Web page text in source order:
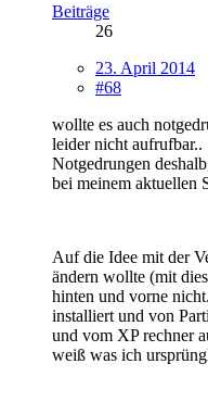
Beiträge
26
23. April 2014
#68
wollte es auch
leider nicht aufrufbar..
Notgedrungen
bei meinem aktuellen
Auf die Idee mit der
ändern wollte (mit
hinten und vorne
installiert und von
und vom XP rechner
weiß was ich